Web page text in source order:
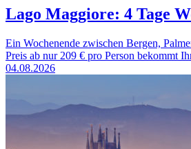
Lago Maggiore: 4 Tage
Ein Wochenende zwischen Bergen,
Preis ab nur 209 € pro Person bekommt
04.08.2026